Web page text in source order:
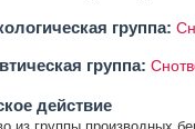
группа:
группа:
действие